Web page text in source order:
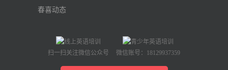
春喜动态
扫一扫关注微信公众号 微信账号：18129937359